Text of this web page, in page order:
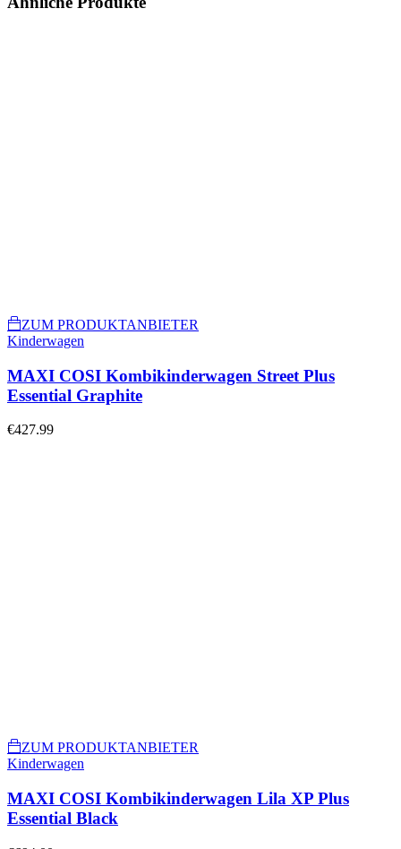
ZUM PRODUKTANBIETER
Kinderwagen
MAXI COSI Kombikinderwagen Street Plus
Essential Graphite
€427.99
ZUM PRODUKTANBIETER
Kinderwagen
MAXI COSI Kombikinderwagen Lila XP Plus
Essential Black